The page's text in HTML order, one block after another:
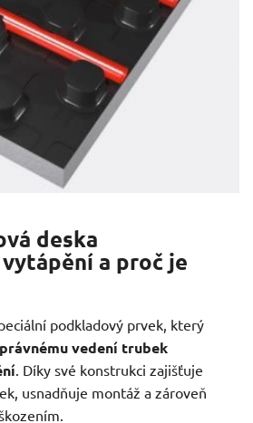
deska
a proč je
podkladový prvek, který
vedení trubek
. Díky své konstrukci zajišťuje
usnadňuje montáž a zároveň